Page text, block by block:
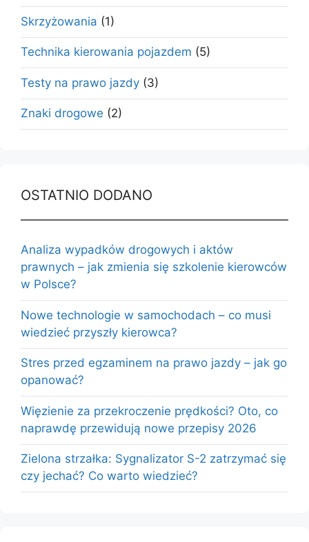
Skrzyżowania (1)
Technika kierowania pojazdem (5)
Testy na prawo jazdy (3)
Znaki drogowe (2)
OSTATNIO DODANO
Analiza wypadków drogowych i aktów
prawnych – jak zmienia się szkolenie kierowców
w Polsce?
Nowe technologie w samochodach – co musi
wiedzieć przyszły kierowca?
Stres przed egzaminem na prawo jazdy – jak go
opanować?
Więzienie za przekroczenie prędkości? Oto, co
naprawdę przewidują nowe przepisy 2026
Zielona strzałka: Sygnalizator S-2 zatrzymać się
czy jechać? Co warto wiedzieć?